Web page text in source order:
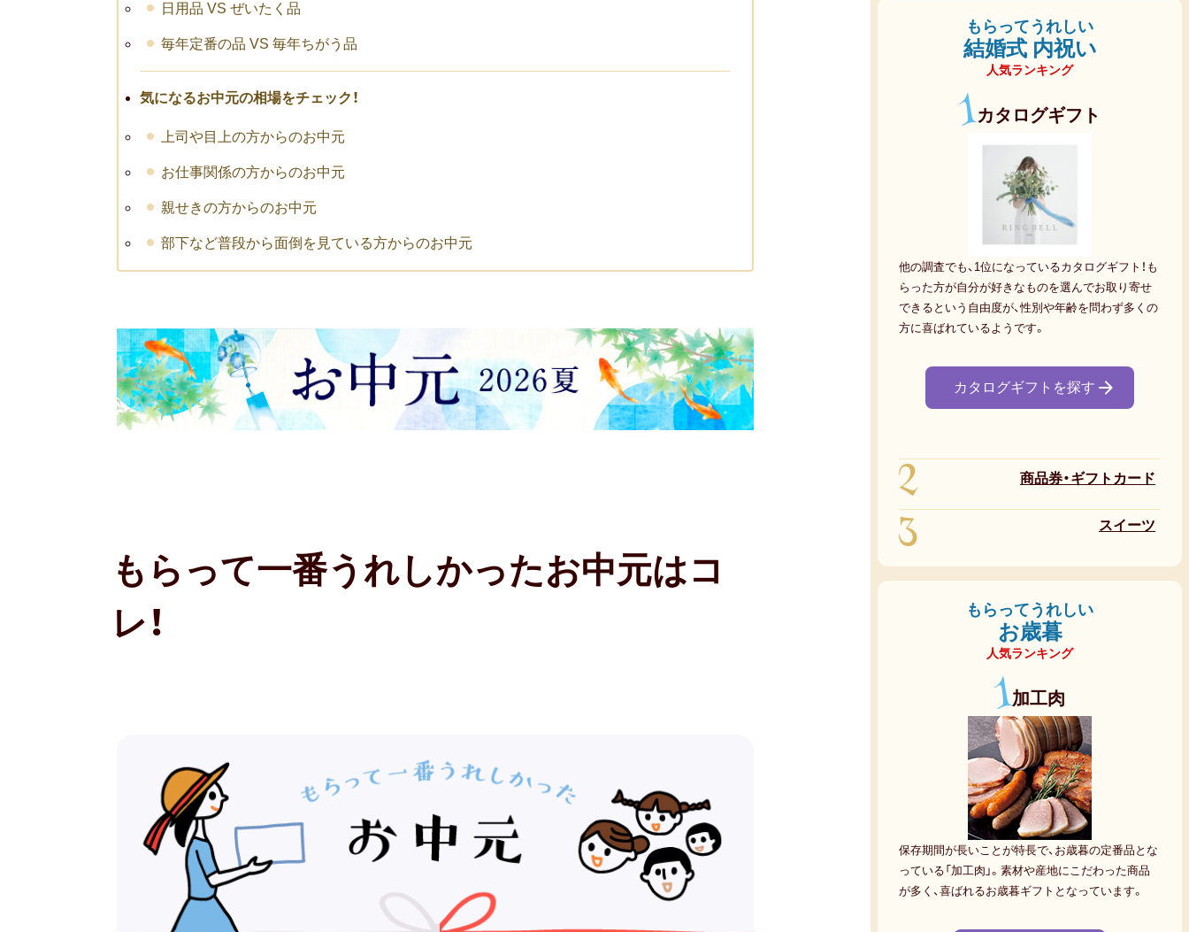
日用品 VS ぜいたく品
毎年定番の品 VS 毎年ちがう品
気になるお中元の相場をチェック！
上司や目上の方からのお中元
お仕事関係の方からのお中元
親せきの方からのお中元
部下など普段から面倒を見ている方からのお中元
もらって一番うれしかったお中元はコ
レ！
もらってうれしい
結婚式 内祝い
人気ランキング
1カタログギフト
他の調査でも、1位になっているカタログギフト！も
らった方が自分が好きなものを選んでお取り寄せ
できるという自由度が、性別や年齢を問わず多くの
方に喜ばれているようです。
カタログギフトを探す
2 商品券・ギフトカード
3 スイーツ
もらってうれしい
お歳暮
人気ランキング
1加工肉
保存期間が長いことが特長で、お歳暮の定番品とな
っている「加工肉」。素材や産地にこだわった商品
が多く、喜ばれるお歳暮ギフトとなっています。